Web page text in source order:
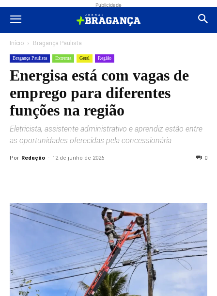
Publicidade
Início Bragança Paulista
Bragança Paulista Extrema Geral Região
Energisa está com vagas de
emprego para diferentes
funções na região
Eletricista, assistente administrativo e aprendiz estão entre
as oportunidades oferecidas pela concessionária
Por Redação - 12 de junho de 2026 0